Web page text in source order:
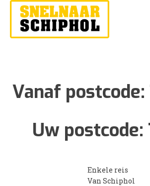
Vanaf postcode:
Uw postcode:
Enkele reis
Van Schiphol